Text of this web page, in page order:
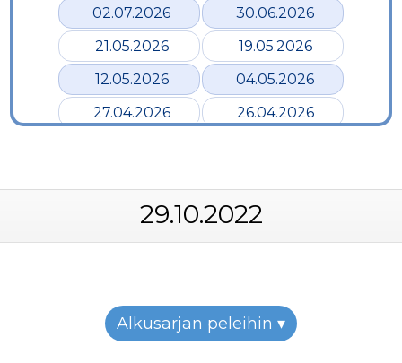
02.07.2026
30.06.2026
21.05.2026
19.05.2026
12.05.2026
04.05.2026
27.04.2026
26.04.2026
28.03.2026
24.03.2026
19.03.2026
12.03.2026
26.02.2026
24.02.2026
22.02.2026
19.02.2026
29.10.2022
Alkusarjan peleihin ▾